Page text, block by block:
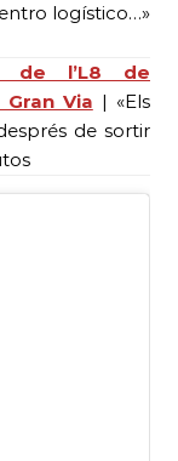
logístico…»
de l’L8 de
Via | «Els
de sortir